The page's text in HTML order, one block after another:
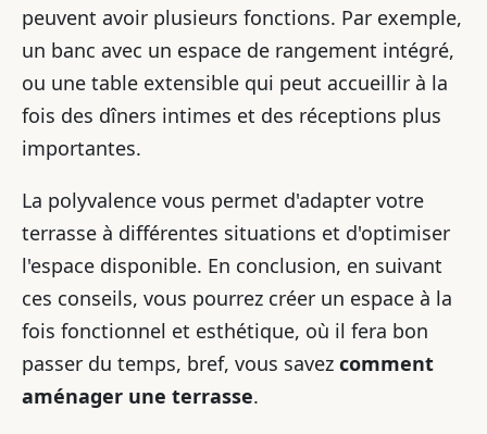
peuvent avoir plusieurs fonctions. Par exemple,
un banc avec un espace de rangement intégré,
ou une table extensible qui peut accueillir à la
fois des dîners intimes et des réceptions plus
importantes.
La polyvalence vous permet d'adapter votre
terrasse à différentes situations et d'optimiser
l'espace disponible. En conclusion, en suivant
ces conseils, vous pourrez créer un espace à la
fois fonctionnel et esthétique, où il fera bon
passer du temps, bref, vous savez comment
aménager une terrasse.